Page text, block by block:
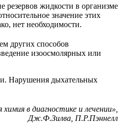
резервов жидкости в организме
значение этих
нет необходимости.
других способов
изоосмолярных или
Нарушения дыхательных
химия в диагностике и лечении»,
Дж.Ф.Зилва, П.Р.Пэннелл